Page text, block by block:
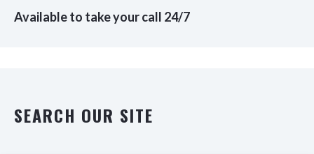
Available to take your call 24/7
SEARCH OUR SITE